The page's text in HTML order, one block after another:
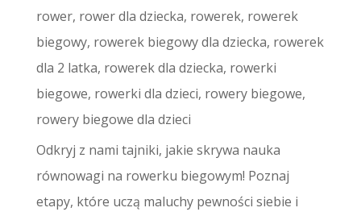
rower, rower dla dziecka, rowerek, rowerek
biegowy, rowerek biegowy dla dziecka, rowerek
dla 2 latka, rowerek dla dziecka, rowerki
biegowe, rowerki dla dzieci, rowery biegowe,
rowery biegowe dla dzieci
Odkryj z nami tajniki, jakie skrywa nauka
równowagi na rowerku biegowym! Poznaj
etapy, które uczą maluchy pewności siebie i